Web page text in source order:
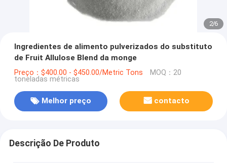
2/6
Ingredientes de alimento pulverizados do substituto
de Fruit Allulose Blend da monge
Preço：$400.00 - $450.00/Metric Tons MOQ：20
toneladas métricas
Melhor preço contacto
Descrição De Produto